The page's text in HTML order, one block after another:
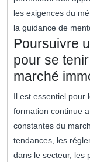
les exigences du
la guidance de
Poursuivre
pour se
marché
Il est essentiel pour
formation continue
constantes du
tendances, les
dans le secteur, les